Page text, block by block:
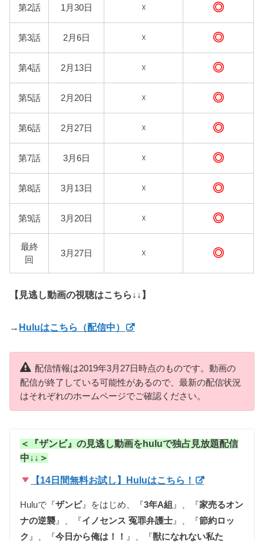
第2話 1月30日 ☓ ◎
第3話 2月6日 ☓ ◎
第4話 2月13日 ☓ ◎
第5話 2月20日 ☓ ◎
第6話 2月27日 ☓ ◎
第7話 3月6日 ☓ ◎
第8話 3月13日 ☓ ◎
第9話 3月20日 ☓ ◎
最終
回
3月27日 ☓ ◎
【見逃し動画の視聴はこちら↓↓】
→ Huluはこちら（配信中）
配信情報は2019年3月27日時点のものです。動画の
配信が終了している可能性があるので、最新の配信状況
はそれぞれのホームページでご確認ください。
＜『ザンビ』の見逃し動画をhuluで独占見放題配信
中↓↓＞
【14日間無料お試し】Huluはこちら！
Huluで『ザンビ』をはじめ、『3年A組 』、『家売るオン
ナの逆襲 』、『イノセンス 冤罪弁護士 』、『節約ロッ
ク 』、『今日から俺は！！ 』、『獣になれない私た